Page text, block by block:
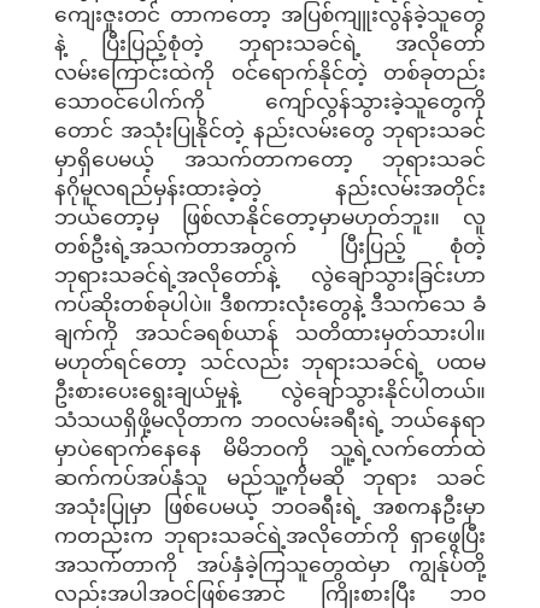
ကျေးဇူးတင် တာကတော့ အပြစ်ကျူးလွန်ခဲ့သူတွေ
နဲ့ ပြီးပြည့်စုံတဲ့ ဘုရားသခင်ရဲ့ အလိုတော်
လမ်းကြောင်းထဲကို ဝင်ရောက်နိုင်တဲ့ တစ်ခုတည်း
သောဝင်ပေါက်ကို ကျော်လွန်သွားခဲ့သူတွေကို
တောင် အသုံးပြုနိုင်တဲ့ နည်းလမ်းတွေ ဘုရားသခင်
မှာရှိပေမယ့် အသက်တာကတော့ ဘုရားသခင်
နဂိုမူလရည်မှန်းထားခဲ့တဲ့ နည်းလမ်းအတိုင်း
ဘယ်တော့မှ ဖြစ်လာနိုင်တော့မှာမဟုတ်ဘူး။ လူ
တစ်ဦးရဲ့အသက်တာအတွက် ပြီးပြည့် စုံတဲ့
ဘုရားသခင်ရဲ့အလိုတော်နဲ့ လွဲချော်သွားခြင်းဟာ
ကပ်ဆိုးတစ်ခုပါပဲ။ ဒီစကားလုံးတွေနဲ့ ဒီသက်သေ ခံ
ချက်ကို အသင်ခရစ်ယာန် သတိထားမှတ်သားပါ။
မဟုတ်ရင်တော့ သင်လည်း ဘုရားသခင်ရဲ့ ပထမ
ဦးစားပေးရွေးချယ်မှုနဲ့ လွဲချော်သွားနိုင်ပါတယ်။
သံသယရှိဖို့မလိုတာက ဘဝလမ်းခရီးရဲ့ ဘယ်နေရာ
မှာပဲရောက်နေနေ မိမိဘဝကို သူ့ရဲ့လက်တော်ထဲ
ဆက်ကပ်အပ်နှံသူ မည်သူ့ကိုမဆို ဘုရား သခင်
အသုံးပြုမှာ ဖြစ်ပေမယ့် ဘဝခရီးရဲ့ အစကနဦးမှာ
ကတည်းက ဘုရားသခင်ရဲ့အလိုတော်ကို ရှာဖွေပြီး
အသက်တာကို အပ်နှံခဲ့ကြသူတွေထဲမှာ ကျွန်ုပ်တို့
လည်းအပါအဝင်ဖြစ်အောင် ကြိုးစားပြီး ဘဝ